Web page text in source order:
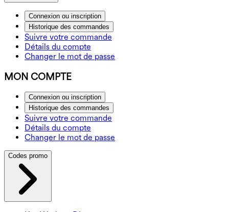
Connexion ou inscription
Historique des commandes
Suivre votre commande
Détails du compte
Changer le mot de passe
MON COMPTE
Connexion ou inscription
Historique des commandes
Suivre votre commande
Détails du compte
Changer le mot de passe
Codes promo